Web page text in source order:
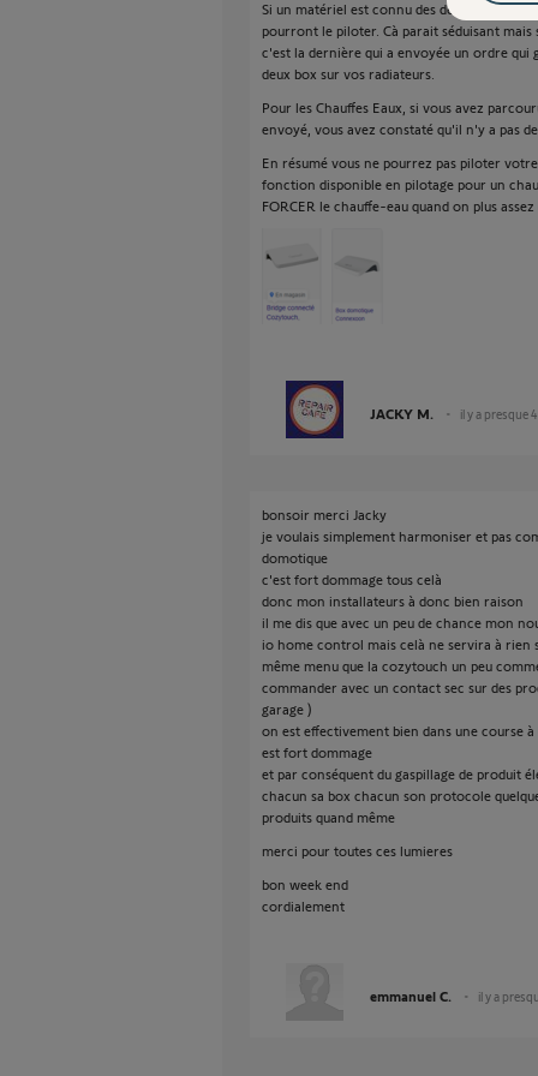
Si un matériel est connu des deux box, alors
pourront le piloter. Cà parait séduisant mais
c'est la dernière qui a envoyée un ordre
deux box sur vos radiateurs.
Pour les Chauffes Eaux, si vous avez
envoyé, vous avez constaté qu'il n'y a pas
En résumé vous ne pourrez pas piloter
fonction disponible en pilotage pour un
FORCER le chauffe-eau quand on plus assez
JACKY M. il y a presque
bonsoir merci Jacky
je voulais simplement harmoniser et pas
domotique
c'est fort dommage tous celà
donc mon installateurs à donc bien raison
il me dis que avec un peu de chance mon
io home control mais celà ne servira à rien
même menu que la cozytouch un peu
commander avec un contact sec sur des
garage )
on est effectivement bien dans une course
est fort dommage
et par conséquent du gaspillage de produit
chacun sa box chacun son protocole
produits quand même
merci pour toutes ces lumieres
bon week end
cordialement
emmanuel C. il y a